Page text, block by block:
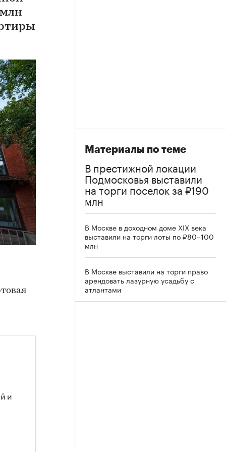
и
Материалы по теме
В престижной локации
Подмосковья выставили
на торги поселок за ₽190
млн
В Москве в доходном доме XIX века
выставили на торги лоты по ₽80–100
млн
В Москве выставили на торги право
арендовать лазурную усадьбу с
атлантами